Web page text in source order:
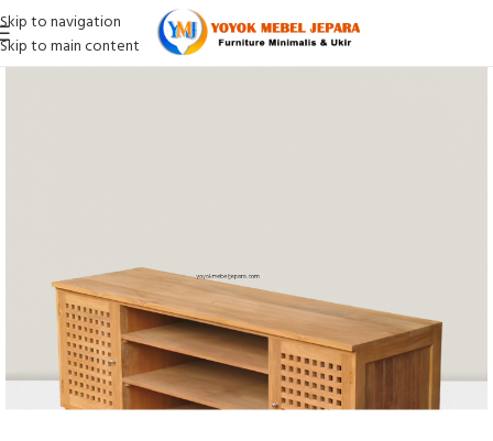
Skip to navigation
Skip to main content